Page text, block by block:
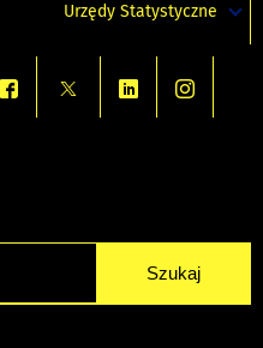
Urzędy Statystyczne